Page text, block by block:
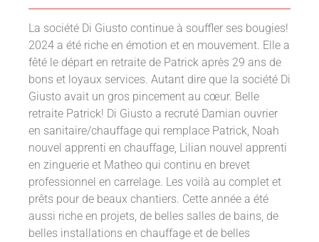
La société Di Giusto continue à souffler ses bougies!
2024 a été riche en émotion et en mouvement. Elle a
fêté le départ en retraite de Patrick après 29 ans de
bons et loyaux services. Autant dire que la société Di
Giusto avait un gros pincement au cœur. Belle
retraite Patrick! Di Giusto a recruté Damian ouvrier
en sanitaire/chauffage qui remplace Patrick, Noah
nouvel apprenti en chauffage, Lilian nouvel apprenti
en zinguerie et Matheo qui continu en brevet
professionnel en carrelage. Les voilà au complet et
prêts pour de beaux chantiers. Cette année a été
aussi riche en projets, de belles salles de bains, de
belles installations en chauffage et de belles